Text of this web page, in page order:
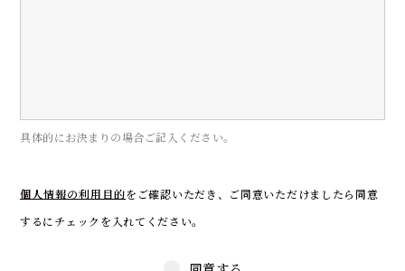
具体的にお決まりの場合ご記入ください。
個人情報の利用目的をご確認いただき、 ご同意いただけましたら同意
するにチェックを入れてください。